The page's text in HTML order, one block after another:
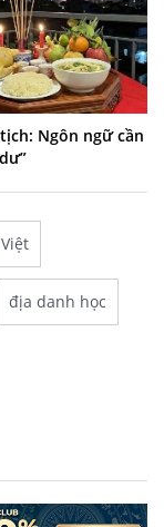
Ngôn ngữ cần
địa danh học